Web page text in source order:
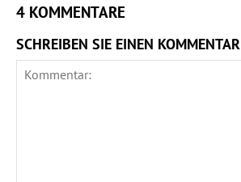
4 KOMMENTARE
SCHREIBEN SIE EINEN KOMMENTAR